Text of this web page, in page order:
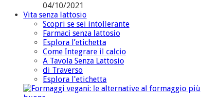
04/10/2021
Vita senza lattosio
Scopri se sei intollerante
Farmaci senza lattosio
Esplora l’etichetta
Come Integrare il calcio
A Tavola Senza Lattosio
di Traverso
Esplora l'etichetta